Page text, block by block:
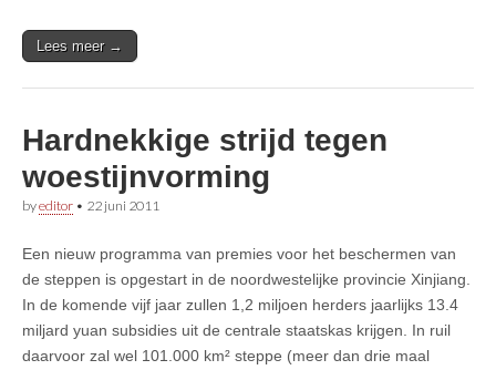
Lees meer →
Hardnekkige strijd tegen
woestijnvorming
byeditor • 22 juni 2011
Een nieuw programma van premies voor het beschermen van
de steppen is opgestart in de noordwestelijke provincie Xinjiang.
In de komende vijf jaar zullen 1,2 miljoen herders jaarlijks 13.4
miljard yuan subsidies uit de centrale staatskas krijgen. In ruil
daarvoor zal wel 101.000 km² steppe (meer dan drie maal